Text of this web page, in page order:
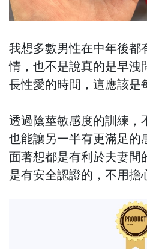
我想多數男性在中年後都
情，也不是說真的是早洩
長性愛的時間，這應該是
透過陰莖敏感度的訓練，
也能讓另一半有更滿足的
面著想都是有利於夫妻間
是有安全認證的，不用擔